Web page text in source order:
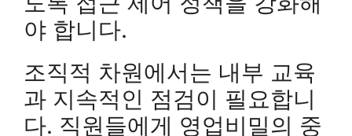
야 합니다.
조직적 차원에서는 내부 교육
과 지속적인 점검이 필요합니
다. 직원들에게 영업비밀의 중